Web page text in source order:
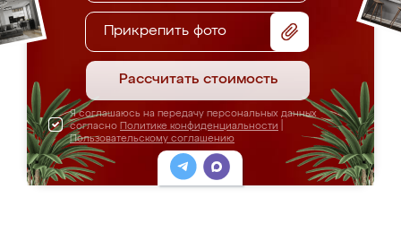
Прикрепить фото
Рассчитать стоимость
Я соглашаюсь на передачу персональных данных
согласно Политике конфиденциальности
Пользовательскому соглашению